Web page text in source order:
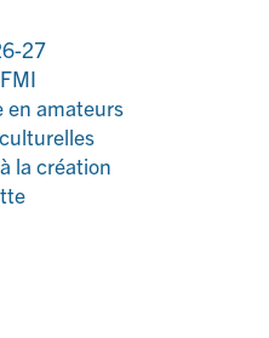
27
en amateurs
la création